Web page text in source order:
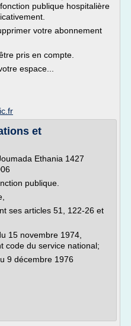
publique hospitalière
votre abonnement
pris en compte.
espace...
et
Ethania 1427
publique.
ses articles 51, 122-26 et
15 novembre 1974,
code du service national;
9 décembre 1976